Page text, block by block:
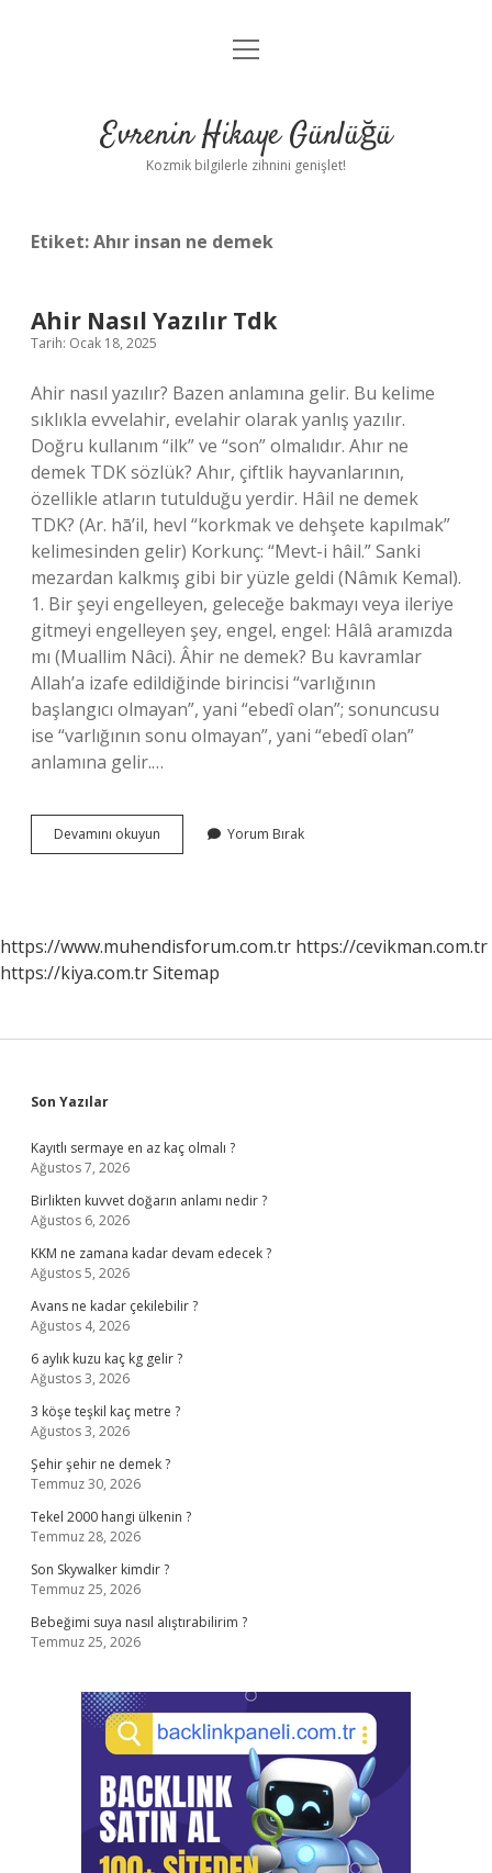
Anasayfa
Yasal Uyarı
menüyü
Evrenin Hikaye Günlüğü
Kozmik bilgilerle zihnini genişlet!
Etiket:Ahır insan ne demek
Ahir Nasıl Yazılır Tdk
Tarih: Ocak 18, 2025
Ahir nasıl yazılır? Bazen anlamına gelir. Bu kelime
sıklıkla evvelahir, evelahir olarak yanlış yazılır.
Doğru kullanım “ilk” ve “son” olmalıdır. Ahır ne
demek TDK sözlük? Ahır, çiftlik hayvanlarının,
özellikle atların tutulduğu yerdir. Hâil ne demek
TDK? (Ar. hā’il, hevl “korkmak ve dehşete kapılmak”
kelimesinden gelir) Korkunç: “Mevt-i hâil.” Sanki
mezardan kalkmış gibi bir yüzle geldi (Nâmık Kemal).
1. Bir şeyi engelleyen, geleceğe bakmayı veya ileriye
gitmeyi engelleyen şey, engel, engel: Hâlâ aramızda
mı (Muallim Nâci). Âhir ne demek? Bu kavramlar
Allah’a izafe edildiğinde birincisi “varlığının
başlangıcı olmayan”, yani “ebedî olan”; sonuncusu
ise “varlığının sonu olmayan”, yani “ebedî olan”
anlamına gelir.…
Devamını okuyun
Nasıl
Yorum Bırak
https://www.muhendisforum.com.tr https://cevikman.com.tr
https://kiya.com.trSitemap
Sidebar
Son Yazılar
Kayıtlı sermaye en az kaç olmalı ?
Ağustos 7, 2026
Birlikten kuvvet doğarın anlamı nedir ?
Ağustos 6, 2026
KKM ne zamana kadar devam edecek ?
Ağustos 5, 2026
Avans ne kadar çekilebilir ?
Ağustos 4, 2026
6 aylık kuzu kaç kg gelir ?
Ağustos 3, 2026
3 köşe teşkil kaç metre ?
Ağustos 3, 2026
Şehir şehir ne demek ?
Temmuz 30, 2026
Tekel 2000 hangi ülkenin ?
Temmuz 28, 2026
Son Skywalker kimdir ?
Temmuz 25, 2026
Bebeğimi suya nasıl alıştırabilirim ?
Temmuz 25, 2026